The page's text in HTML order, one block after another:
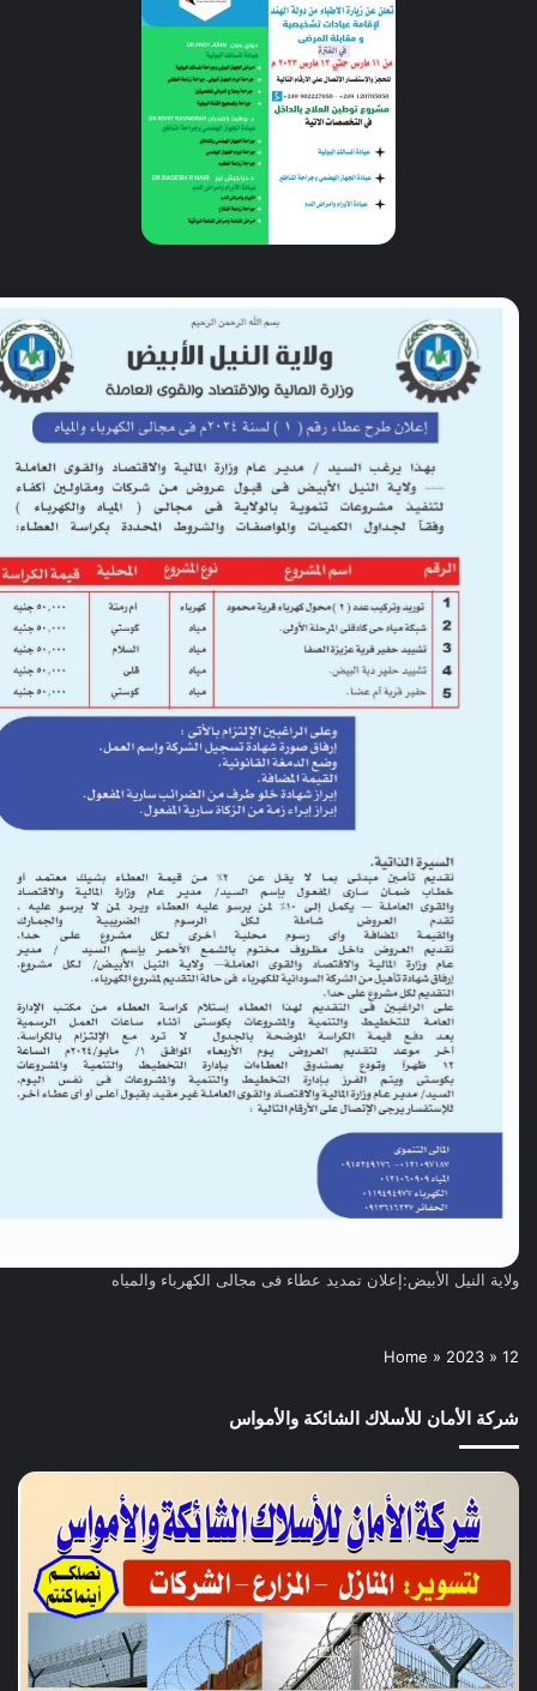
ولاية النيل الأبيض:إعلان تمديد عطاء فى مجالى الكهرباء والمياه
Home » 2023 » 12
شركة الأمان للأسلاك الشائكة والأمواس